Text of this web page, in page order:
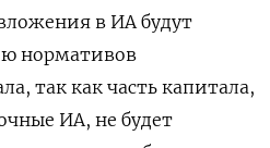
в ИА будут
нормативов
так как часть капитала,
ИА, не будет